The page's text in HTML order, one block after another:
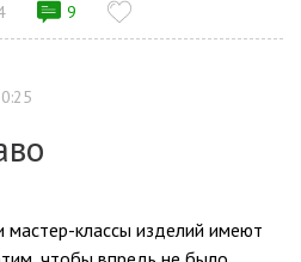
9
классы изделий имеют